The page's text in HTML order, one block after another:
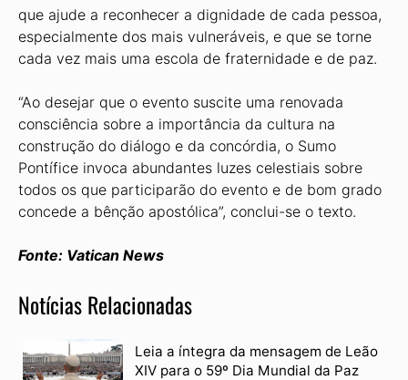
que ajude a reconhecer a dignidade de cada pessoa,
especialmente dos mais vulneráveis, e que se torne
cada vez mais uma escola de fraternidade e de paz.
“Ao desejar que o evento suscite uma renovada
consciência sobre a importância da cultura na
construção do diálogo e da concórdia, o Sumo
Pontífice invoca abundantes luzes celestiais sobre
todos os que participarão do evento e de bom grado
concede a bênção apostólica”, conclui-se o texto.
Fonte: Vatican News
Notícias Relacionadas
Leia a íntegra da mensagem de Leão
XIV para o 59º Dia Mundial da Paz